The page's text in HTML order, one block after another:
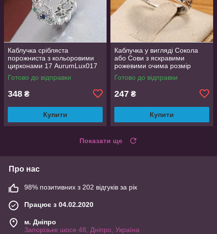
Каблучка срібляста
порожниста з кольоровими
цирконами 17 AurumLux017
Готово до відправки
348 ₴
Купити
Каблучка у вигляді Сокола
або Сови з яскравими
рожевими очима розмір
регульований
Готово до відправки
247 ₴
Купити
Показати ще
Про нас
98% позитивних з 202 відгуків за рік
Працює з 04.02.2020
м. Дніпро
Запорізьке шосе 48, Дніпро, Україна